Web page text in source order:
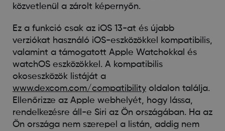
közvetlenül a zárolt képernyőn.
Ez a funkció csak az iOS 13-at és újabb
verziókat használó iOS-eszközökkel kompatibilis,
valamint a támogatott Apple Watchokkal és
watchOS eszközökkel. A kompatibilis
okoseszközök listáját a
www.dexcom.com/compatibilityoldalon találja.
Ellenőrizze az Apple webhelyét, hogy lássa,
rendelkezésre áll-e Siri az Ön országában. Ha az
Ön országa nem szerepel a listán, addig nem